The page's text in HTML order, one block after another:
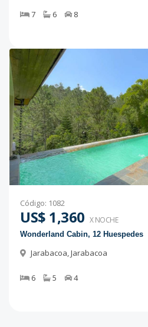
7 6 8
Código: 1082
US$ 1,360 X NOCHE
Wonderland Cabin, 12 Huespedes
Jarabacoa,Jarabacoa
6 5 4